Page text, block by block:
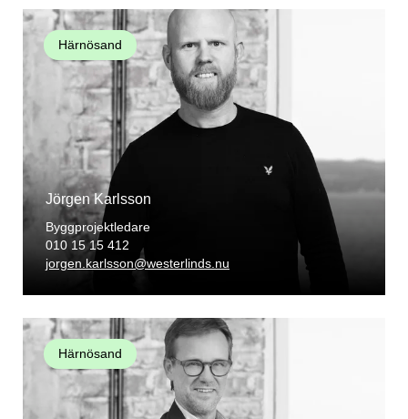
Härnösand
Jörgen Karlsson
Byggprojektledare
010 15 15 412
jorgen.karlsson@westerlinds.nu
Härnösand